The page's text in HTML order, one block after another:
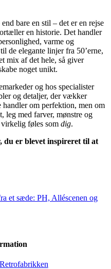
bare en stil – det er en rejse
en historie. Det handler
varme og
de elegante linjer fra 50’erne,
mix af det hele, så giver
noget unikt.
og hos specialister
og detaljer, der vækker
om perfektion, men om
leg med farver, mønstre og
føles som dig.
du er blevet inspireret til at
et sæde: PH, Alléscenen og